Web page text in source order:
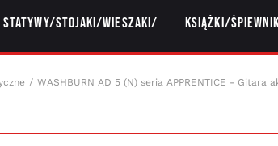
Statywy/Stojaki/Wieszaki/ Książki/
WASHBURN AD 5 (N) seria APPRENTICE - Gitara